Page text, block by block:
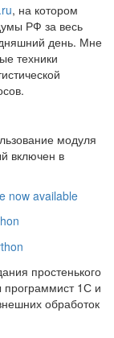
, на котором
РФ за весь
день. Мне
техники
модуля
включен в
now available
простенького
1С и
обработок